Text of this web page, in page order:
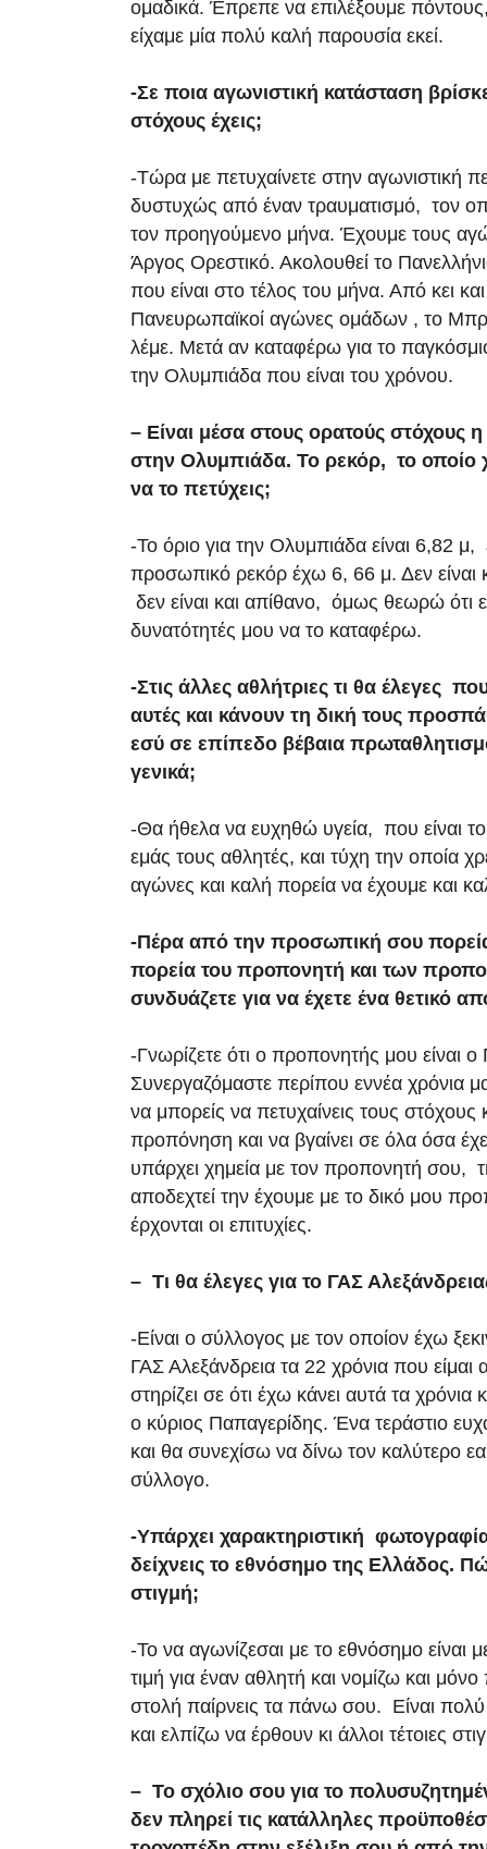
ομαδικά. Έπρεπε να επιλέξουμε
είχαμε μία πολύ καλή παρουσία εκεί.
-Σε ποια αγωνιστική κατάσταση
στόχους έχεις;
-Τώρα με πετυχαίνετε στην αγωνιστική
δυστυχώς από έναν τραυματισμό, τον
τον προηγούμενο μήνα. Έχουμε τους
Άργος Ορεστικό. Ακολουθεί το
που είναι στο τέλος του μήνα. Από κει και
Πανευρωπαϊκοί αγώνες ομάδων , το
λέμε. Μετά αν καταφέρω για το
την Ολυμπιάδα που είναι του χρόνου.
– Είναι μέσα στους ορατούς στόχους
στην Ολυμπιάδα. Το ρεκόρ, το οποίο
να το πετύχεις;
-Το όριο για την Ολυμπιάδα είναι 6,82
προσωπικό ρεκόρ έχω 6, 66 μ. Δεν είναι
δεν είναι και απίθανο, όμως θεωρώ ότι
δυνατότητές μου να το καταφέρω.
-Στις άλλες αθλήτριες τι θα έλεγες
αυτές και κάνουν τη δική τους
εσύ σε επίπεδο βέβαια
γενικά;
-Θα ήθελα να ευχηθώ υγεία, που είναι το
εμάς τους αθλητές, και τύχη την οποία
αγώνες και καλή πορεία να έχουμε και
-Πέρα από την προσωπική σου
πορεία του προπονητή και των
συνδυάζετε για να έχετε ένα θετικό
-Γνωρίζετε ότι ο προπονητής μου
Συνεργαζόμαστε περίπου εννέα χρόνια
να μπορείς να πετυχαίνεις τους στόχους
προπόνηση και να βγαίνει σε όλα όσα
υπάρχει χημεία με τον προπονητή σου,
αποδεχτεί την έχουμε με το δικό μου
έρχονται οι επιτυχίες.
– Τι θα έλεγες για το ΓΑΣ
-Είναι ο σύλλογος με τον οποίον έχω
ΓΑΣ Αλεξάνδρεια τα 22 χρόνια που είμαι
στηρίζει σε ότι έχω κάνει αυτά τα
ο κύριος Παπαγερίδης. Ένα τεράστιο
και θα συνεχίσω να δίνω τον καλύτερο
σύλλογο.
-Υπάρχει χαρακτηριστική
δείχνεις το εθνόσημο της Ελλάδος.
στιγμή;
-Το να αγωνίζεσαι με το εθνόσημο είναι
τιμή για έναν αθλητή και νομίζω και
στολή παίρνεις τα πάνω σου. Είναι πολύ
και ελπίζω να έρθουν κι άλλοι τέτοιες
– Το σχόλιο σου για το
δεν πληρεί τις κατάλληλες